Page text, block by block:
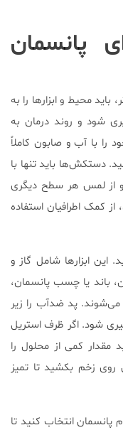
پانسمان
محیط و ابزارها را به
شود و روند درمان به
را با آب و صابون کاملاً
دستکش‌ها باید تنها با
از لمس هر سطح دیگری
از کمک اطرافیان استفاده
این ابزارها شامل گاز و
باند یا چسب پانسمان،
پد ضدآب را زیر
شود. اگر ظرف استریل
مقدار کمی از محلول را
روی زخم بکشید تا تمیز
پانسمان انتخاب کنید تا